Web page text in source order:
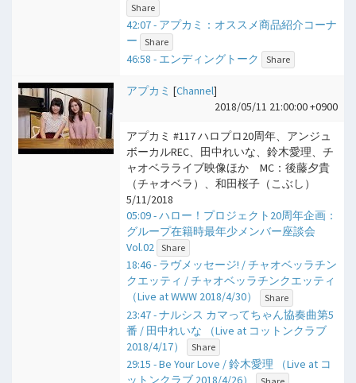
Share
42:07 - アプカミ：オススメ商品紹介コーナ
ー
Share
46:58 - エンディングトーク Share
アプカミ [Channel]
2018/05/11 21:00:00 +0900
アプカミ #117 ハロプロ20周年、アンジュ
ボーカルREC、田中れいな、鈴木愛理、チ
ャオベラライブ映像ほか MC：後藤夕貴
（チャオベラ）、和田桜子（こぶし）
5/11/2018
05:09 - ハロー！プロジェクト20周年企画：
グループ在籍時最年少メンバー座談会
Vol.02
Share
18:46 - ラヴメッセージ! / チャオベッラチン
クエッティ / チャオベッラチンクエッティ
（Live at WWW 2018/4/30）
Share
23:47 - ナルシス カマってちゃん協奏曲第5
番 / 田中れいな （Live at コットンクラブ
2018/4/17）
Share
29:15 - Be Your Love / 鈴木愛理 （Live at コ
ットンクラブ 2018/4/26）